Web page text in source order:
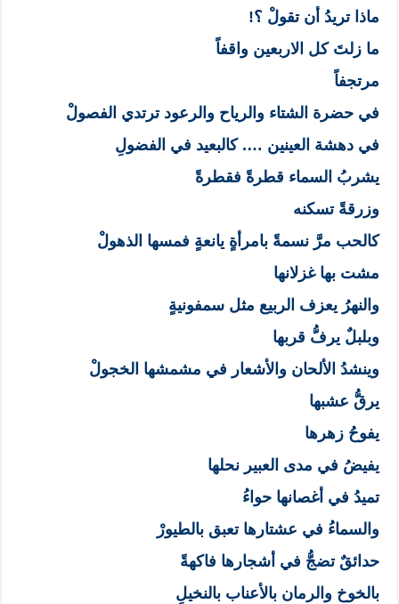
ماذا تريدُ أن تقولْ ؟!
ما زلتَ كل الاربعين واقفاً
مرتجفاً
في حضرة الشتاء والرياح والرعود ترتدي الفصولْ
في دهشة العينين …. كالبعيد في الفضولِ
يشربُ السماء قطرةً فقطرةً
وزرقةً تسكنه
كالحب مرَّ نسمةً بامرأةٍ يانعةٍ فمسها الذهولْ
مشت بها غزلانها
والنهرُ يعزف الربيع مثل سمفونيةٍ
وبلبلٌ يرفُّ قربها
وينشدُ الألحان والأشعار في مشمشها الخجولْ
يرقُّ عشبها
يفوحُ زهرها
يفيضُ في مدى العبير نحلها
تميدُ في أغصانها حواءُ
والسماءُ في عشتارها تعبق بالطيورْ
حدائقٌ تضجُّ في أشجارها فاكهةً
بالخوخ والرمان بالأعناب بالنخيلِ